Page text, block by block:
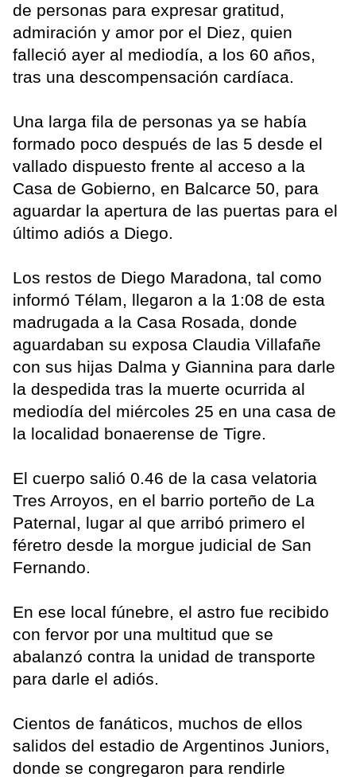
de personas para expresar gratitud,
admiración y amor por el Diez, quien
falleció ayer al mediodía, a los 60 años,
tras una descompensación cardíaca.
Una larga fila de personas ya se había
formado poco después de las 5 desde el
vallado dispuesto frente al acceso a la
Casa de Gobierno, en Balcarce 50, para
aguardar la apertura de las puertas para el
último adiós a Diego.
Los restos de Diego Maradona, tal como
informó Télam, llegaron a la 1:08 de esta
madrugada a la Casa Rosada, donde
aguardaban su exposa Claudia Villafañe
con sus hijas Dalma y Giannina para darle
la despedida tras la muerte ocurrida al
mediodía del miércoles 25 en una casa de
la localidad bonaerense de Tigre.
El cuerpo salió 0.46 de la casa velatoria
Tres Arroyos, en el barrio porteño de La
Paternal, lugar al que arribó primero el
féretro desde la morgue judicial de San
Fernando.
En ese local fúnebre, el astro fue recibido
con fervor por una multitud que se
abalanzó contra la unidad de transporte
para darle el adiós.
Cientos de fanáticos, muchos de ellos
salidos del estadio de Argentinos Juniors,
donde se congregaron para rendirle